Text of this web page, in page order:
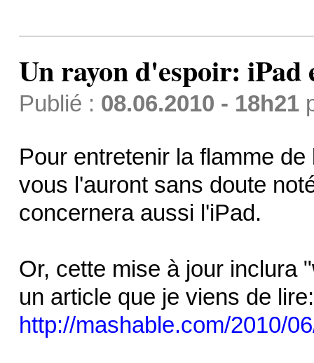
Un rayon d'espoir:
Publié : 08.06.2010 - 18h21
Pour entretenir la flamme
vous l'auront sans doute
concernera aussi l'iPad.
Or, cette mise à jour inclura
un article que je viens de lire:
http://mashable.com/2010/